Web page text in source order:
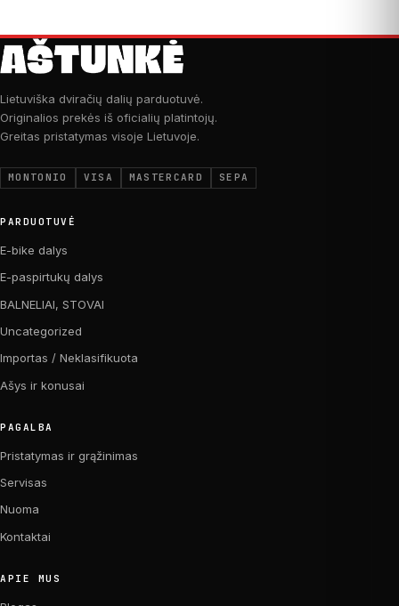
Lietuviška dviračių dalių parduotuvė.
Originalios prekės iš oficialių platintojų.
Greitas pristatymas visoje Lietuvoje.
MONTONIO VISA MASTERCARD SEPA
PARDUOTUVĖ
E-bike dalys
E-paspirtukų dalys
BALNELIAI, STOVAI
Uncategorized
Importas / Neklasifikuota
Ašys ir konusai
PAGALBA
Pristatymas ir grąžinimas
Servisas
Nuoma
Kontaktai
APIE MUS